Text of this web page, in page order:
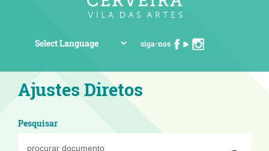
siga-nos
Ajustes Diretos
Pesquisar